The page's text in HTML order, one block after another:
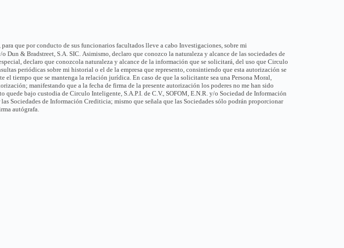
que por conducto de sus funcionarios facultados lleve a cabo Investigaciones, sobre mi
& Bradstreet, S.A. SIC. Asimismo, declaro que conozco la naturaleza y alcance de las sociedades de
declaro que conozcola naturaleza y alcance de la información que se solicitará, del uso que Circulo
periódicas sobre mi historial o el de la empresa que represento, consintiendo que esta autorización se
tiempo que se mantenga la relación jurídica. En caso de que la solicitante sea una Persona Moral,
manifestando que a la fecha de firma de la presente autorización los poderes no me han sido
bajo custodia de Circulo Inteligente, S.A.P.I. de C.V., SOFOM, E.N.R. y/o Sociedad de Información
Sociedades de Información Crediticia; mismo que señala que las Sociedades sólo podrán proporcionar
autógrafa.